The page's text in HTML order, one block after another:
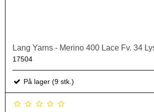
Lang Yarns - Merino 400 Lace Fv. 34
17504
På lager (9 stk.)